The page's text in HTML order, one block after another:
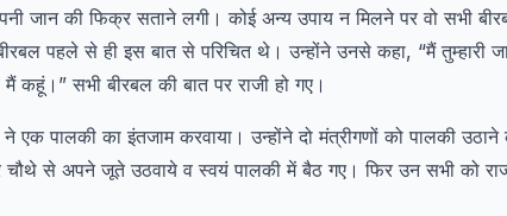
जान की फिक्र सताने लगी। कोई अन्य उपाय न मिलने पर वो सभी
पहले से ही इस बात से परिचित थे। उन्होंने उनसे कहा, “मैं तुम्हारी
मैं कहूं।” सभी बीरबल की बात पर राजी हो गए।
एक पालकी का इंतजाम करवाया। उन्होंने दो मंत्रीगणों को पालकी
चौथे से अपने जूते उठवाये व स्वयं पालकी में बैठ गए। फिर उन सभी को